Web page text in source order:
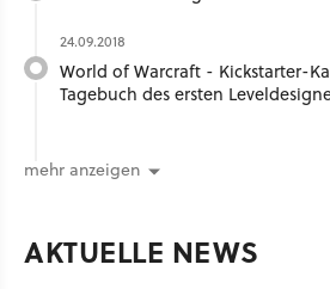
24.09.2018
World of Warcraft - Kickstarter-
Tagebuch des ersten
mehr anzeigen
AKTUELLE NEWS